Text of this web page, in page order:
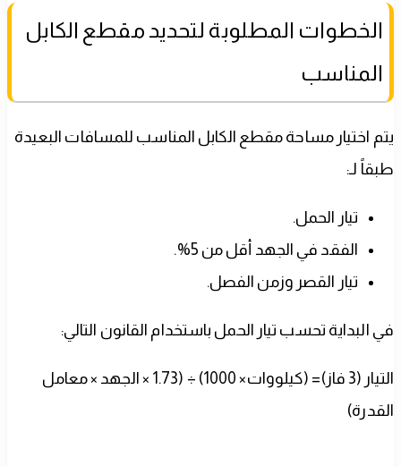
الخطوات المطلوبة لتحديد مقطع الكابل
المناسب
يتم اختيار مساحة مقطع الكابل المناسب للمسافات البعيدة
طبقاً لـ:
تيار الحمل.
الفقد في الجهد أقل من 5%.
تيار القصر وزمن الفصل.
في البداية تحسب تيار الحمل باستخدام القانون التالي:
التيار (3 فاز)= (كيلووات× 1000) ÷ (1.73 × الجهد × معامل
القدرة)